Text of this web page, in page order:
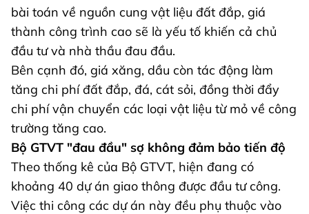
bài toán về nguồn cung vật liệu đất đắp, giá
thành công trình cao sẽ là yếu tố khiến cả chủ
đầu tư và nhà thầu đau đầu.
Bên cạnh đó, giá xăng, dầu còn tác động làm
tăng chi phí đất đắp, đá, cát sỏi, đồng thời đẩy
chi phí vận chuyển các loại vật liệu từ mỏ về công
trường tăng cao.
Bộ GTVT "đau đầu" sợ không đảm bảo tiến độ
Theo thống kê của Bộ GTVT, hiện đang có
khoảng 40 dự án giao thông được đầu tư công.
Việc thi công các dự án này đều phụ thuộc vào